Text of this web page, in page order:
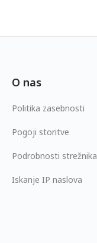
O nas
Politika zasebnosti
Pogoji storitve
Podrobnosti strežnika
Iskanje IP naslova